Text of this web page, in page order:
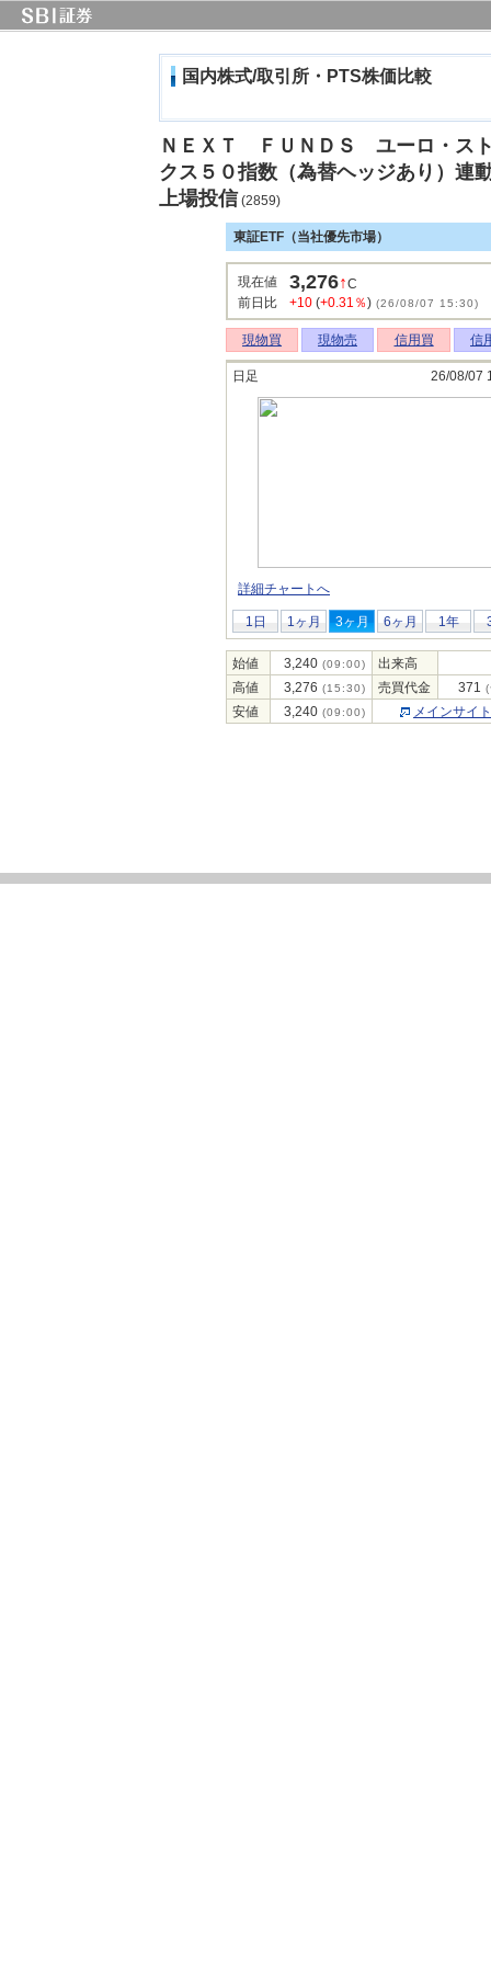
国内株式/取引所・PTS株価比較
ＮＥＸＴ ＦＵＮＤＳ ユーロ・ス
クス５０指数（為替ヘッジあり）連
上場投信 (2859)
東証ETF（当社優先市場）
現在値 3,276↑C
前日比
+10 (+0.31％) (26/08/07 15:30)
現物買 現物売 信用買 信
日足 26/08/07
詳細チャートへ
1日 1ヶ月 3ヶ月 6ヶ月 1年
始値 3,240 (09:00)
出来高
高値
3,276 (15:30) 売買代金 371
安値 3,240 (09:00) メインサイ